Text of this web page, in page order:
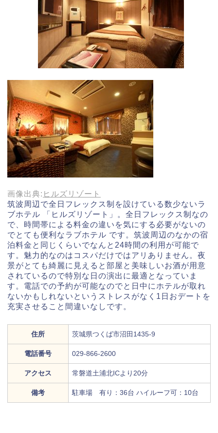
画像出典: ヒルズリゾート
筑波周辺で全日フレックス制を設けている数少ないラ
ブホテル 「ヒルズリゾート」。全日フレックス制なの
で、時間帯による料金の違いを気にする必要がないの
でとても便利なラブホテル です。筑波周辺のなかの宿
泊料金と同じくらいでなんと24時間の利用が可能で
す。魅力的なのはコスパだけではアリありません。夜
景がとても綺麗に見えると部屋と美味しいお酒が用意
されているので特別な日の演出に最適となっていま
す。電話での予約が可能なのでと日中にホテルが取れ
ないかもしれないというストレスがなく1日おデートを
充実させること間違いなしです。
住所 茨城県つくば市沼田1435-9
電話番号 029-866-2600
アクセス 常磐道土浦北ICより20分
備考 駐車場 有り：36台 ハイルーフ可：10台